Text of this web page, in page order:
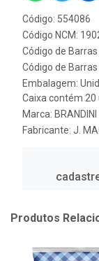
Código: 554086
Código NCM:
Código de
Código de
Embalagem:
Caixa contém 20
Marca: BRANDINI
Fabricante: J.
Produtos